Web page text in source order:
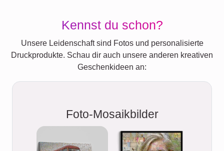
Kennst du schon?
Unsere Leidenschaft sind Fotos und personalisierte
Druckprodukte. Schau dir auch unsere anderen kreativen
Geschenkideen an:
Foto-Mosaikbilder